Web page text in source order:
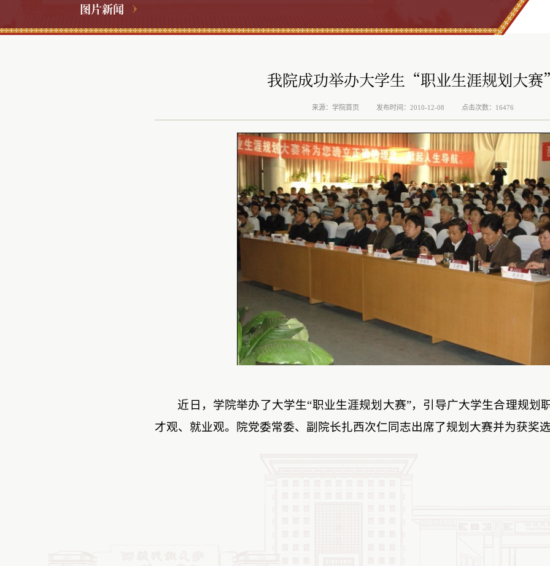
图片新闻
我院成功举办大学生“职业生涯规划大
来源：学院首页 发布时间：2010-12-08 点击次数：16476
近日，学院举办了大学生“职业生涯规划大赛”，引导广大学生合理规划
才观、就业观。
院党委常委、副院长扎西次仁同志出席了规划大赛并为获奖